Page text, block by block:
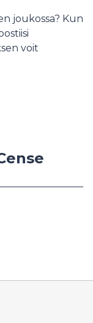
joukossa? Kun
voit